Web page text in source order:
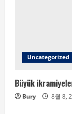
Uncategorized
Büyük
Bury 8월 8,